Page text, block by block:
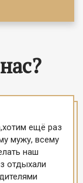
ещё раз
мужу, всему
наш
отдыхали